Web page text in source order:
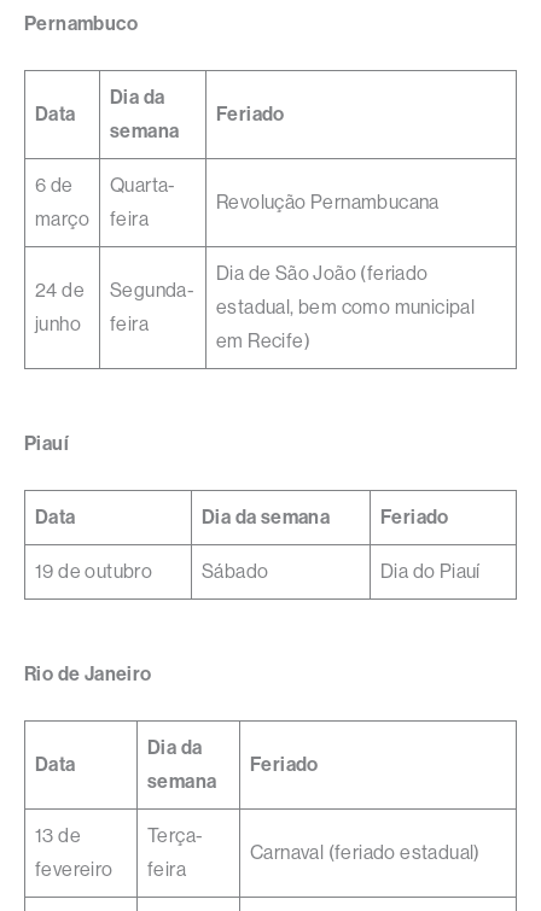
Pernambuco
Data
Dia da
semana
Feriado
6 de
março
Quarta-
feira
Revolução Pernambucana
24 de
junho
Segunda-
feira
Dia de São João (feriado
estadual, bem como municipal
em Recife)
Piauí
Data Dia da semana Feriado
19 de outubro Sábado Dia do Piauí
Rio de Janeiro
Data
Dia da
semana
Feriado
13 de
fevereiro
Terça-
feira
Carnaval (feriado estadual)